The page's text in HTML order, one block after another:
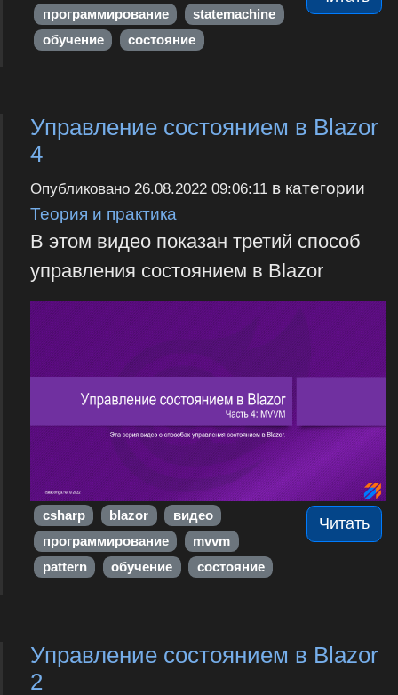
программирование
statemachine
обучение
состояние
Управление состоянием в Blazor
4
Опубликовано 26.08.2022 09:06:11в категории
Теория и практика
В этом видео показан третий способ
управления состоянием в Blazor
Читать
csharp blazor
видео
программирование
mvvm
pattern
обучение состояние
Управление состоянием в Blazor
2